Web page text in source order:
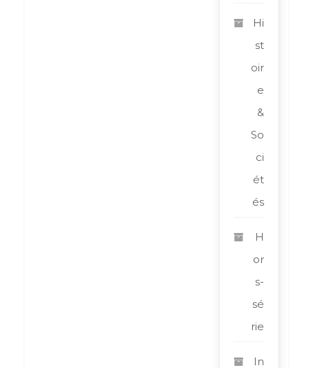
Hi
st
oir
e
&
So
ci
ét
és
H
or
s-
sé
rie
In